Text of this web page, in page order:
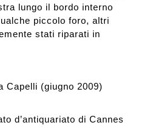
lungo il bordo interno
piccolo foro, altri
stati riparati in
Capelli (giugno 2009)
d’antiquariato di Cannes